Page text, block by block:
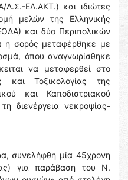
ΕΛ.ΑΚΤ.) και ιδιώτες
μελών της Ελληνικής
και δύο Περιπολικών
σορός μεταφέρθηκε με
όπου αναγνωρίσθηκε
να μεταφερθεί στο
και Τοξικολογίας της
και Καποδιστριακού
διενέργεια νεκροψίας-
συνελήφθη μία 45χρονη
για παράβαση του N.